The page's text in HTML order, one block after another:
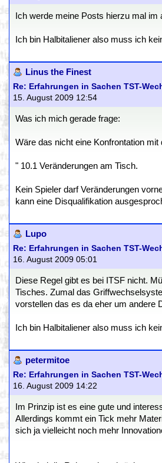
Ich werde meine Posts hierzu mal im
Ich bin Halbitaliener also muss ich
Linus the Finest
Re: Erfahrungen in Sachen TST-
15. August 2009 12:54
Was ich mich gerade frage:
Wäre das nicht eine Konfrontation
" 10.1 Veränderungen am Tisch.
Kein Spieler darf Veränderungen
kann eine Disqualifikation
Lupo
Re: Erfahrungen in Sachen TST-
16. August 2009 05:01
Diese Regel gibt es bei ITSF nicht.
Tisches. Zumal das
vorstellen das es da eher um andere
Ich bin Halbitaliener also muss ich
petermitoe
Re: Erfahrungen in Sachen TST-
16. August 2009 14:22
Im Prinzip ist es eine gute und
Allerdings kommt ein Tick mehr
sich ja vielleicht noch mehr